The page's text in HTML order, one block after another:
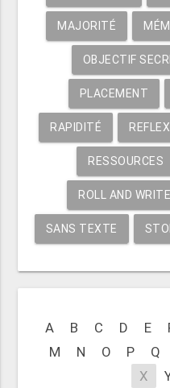
MAJORITÉ
OBJECTIF
PLACEMENT
RAPIDITÉ
RESSOURCES
ROLL AND WRITE
SANS TEXTE
A B C D E
M
N O P Q
X